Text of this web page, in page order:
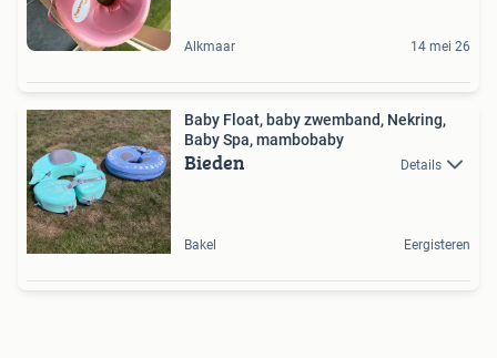
Alkmaar 14 mei 26
Baby Float, baby zwemband, Nekring,
Baby Spa, mambobaby
Bieden Details
Bakel Eergisteren